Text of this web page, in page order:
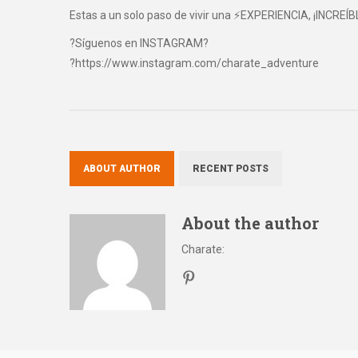
Estas a un solo paso de vivir una ⚡EXPERIENCIA,
?Síguenos en INSTAGRAM?
?https://www.instagram.com/charate_adventure
ABOUT AUTHOR RECENT POSTS
About the author
Charate: